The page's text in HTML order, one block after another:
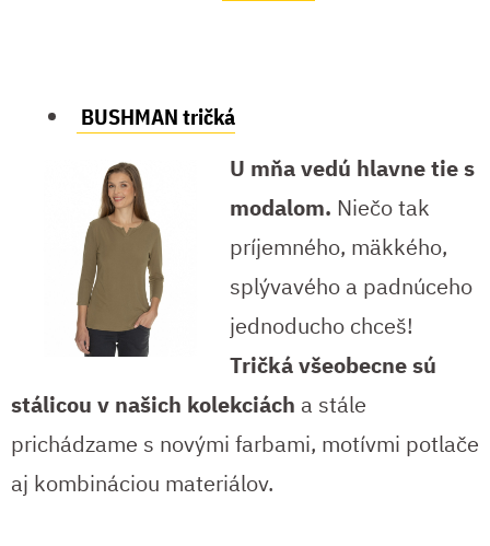
BUSHMAN tričká
U mňa vedú hlavne tie s
modalom. Niečo tak
príjemného, mäkkého,
splývavého a padnúceho
jednoducho chceš!
Tričká všeobecne sú
stálicou v našich kolekciách a stále
prichádzame s novými farbami, motívmi potlače
aj kombináciou materiálov.